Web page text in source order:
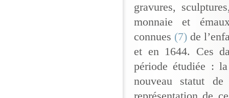
gravures,
monnaie et
connues (7) de
et en 1644. Ces
période étudiée :
nouveau statut